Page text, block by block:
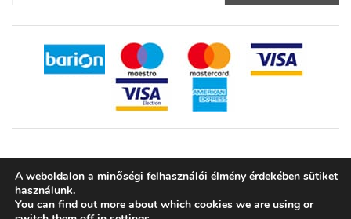
Fizetési módok
Átvételi módok
A weboldalon a minőségi felhasználói élmény érdekében sütiket
használunk.
You can find out more about which cookies we are using or